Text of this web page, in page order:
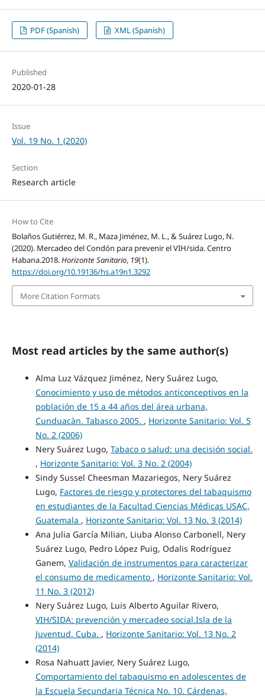
PDF (Spanish) XML (Spanish)
Published
2020-01-28
Issue
Vol. 19 No. 1 (2020)
Section
Research article
How to Cite
Bolaños Gutiérrez, M. R., Maza Jiménez, M. L., & Suárez Lugo, N.
(2020). Mercadeo del Condón para prevenir el VIH/sida. Centro
Habana.2018.Horizonte Sanitario, 19(1).
https://doi.org/10.19136/hs.a19n1.3292
More Citation Formats
Most read articles by the same author(s)
Alma Luz Vázquez Jiménez, Nery Suárez Lugo,
Conocimiento y uso de métodos anticonceptivos en la
población de 15 a 44 años del área urbana,
Cunduacàn. Tabasco 2005. , Horizonte Sanitario: Vol. 5
No. 2 (2006)
Nery Suárez Lugo, Tabaco o salud: una decisión social.
, Horizonte Sanitario: Vol. 3 No. 2 (2004)
Sindy Sussel Cheesman Mazariegos, Nery Suárez
Lugo, Factores de riesgo y protectores del tabaquismo
en estudiantes de la Facultad Ciencias Médicas USAC,
Guatemala , Horizonte Sanitario: Vol. 13 No. 3 (2014)
Ana Julia García Milian, Liuba Alonso Carbonell, Nery
Suárez Lugo, Pedro López Puig, Odalis Rodríguez
Ganem, Validación de instrumentos para caracterizar
el consumo de medicamento , Horizonte Sanitario: Vol.
11 No. 3 (2012)
Nery Suárez Lugo, Luis Alberto Aguilar Rivero,
VIH/SIDA: prevención y mercadeo social.Isla de la
Juventud. Cuba. , Horizonte Sanitario: Vol. 13 No. 2
(2014)
Rosa Nahuatt Javier, Nery Suárez Lugo,
Comportamiento del tabaquismo en adolescentes de
la Escuela Secundaria Técnica No. 10. Cárdenas,